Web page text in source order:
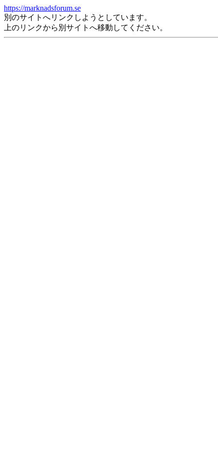
https://marknadsforum.se
別のサイトへリンクしようとしています。
上のリンクから別サイトへ移動してください。